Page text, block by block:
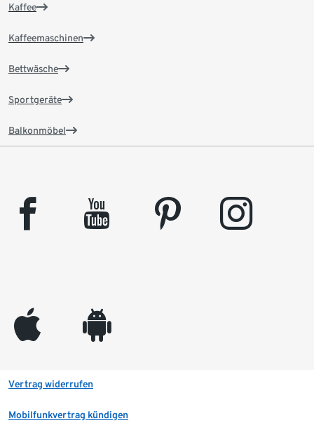
Kaffee
Kaffeemaschinen
Bettwäsche
Sportgeräte
Balkonmöbel
facebook youtube pinterest instagram
appleinc android
Vertrag widerrufen
Mobilfunkvertrag kündigen